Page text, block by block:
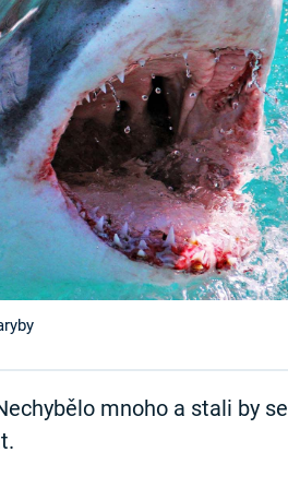
mnoho a stali by se